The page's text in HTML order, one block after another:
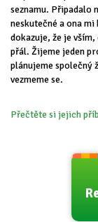
seznamu. Připadalo
neskutečné a ona mi
dokazuje, že je
přál. Žijeme jeden
plánujeme společný
vezmeme se.
Přečtěte si jejich